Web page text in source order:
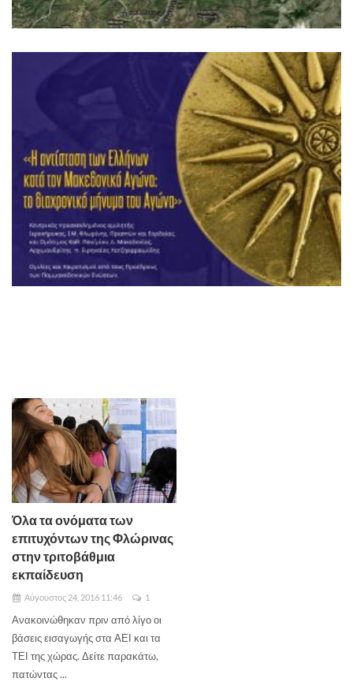
Όλα τα ονόματα των
επιτυχόντων της Φλώρινας
στην τριτοβάθμια
εκπαίδευση
Αύγουστος 24, 2016 11:46 1
Ανακοινώθηκαν πριν από λίγο οι
βάσεις εισαγωγής στα ΑΕΙ και τα
ΤΕΙ της χώρας. Δείτε παρακάτω,
πατώντας ...